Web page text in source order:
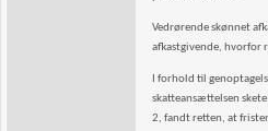
Vedrørende skønnet
afkastgivende, hvorfor
I forhold til
skatteansættelsen
2, fandt retten, at